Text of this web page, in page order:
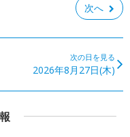
次へ
次の日を見る
2026年8月27日(木)